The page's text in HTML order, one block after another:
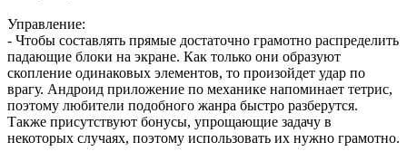
Управление:
- Чтобы составлять прямые достаточно грамотно распределить
падающие блоки на экране. Как только они образуют
скопление одинаковых элементов, то произойдет удар по
врагу. Андроид приложение по механике напоминает тетрис,
поэтому любители подобного жанра быстро разберутся.
Также присутствуют бонусы, упрощающие задачу в
некоторых случаях, поэтому использовать их нужно грамотно.